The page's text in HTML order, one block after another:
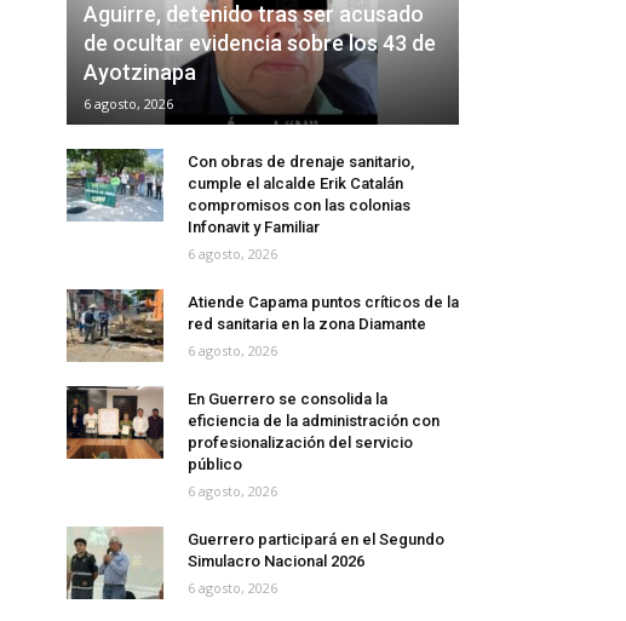
Aguirre, detenido tras ser acusado
de ocultar evidencia sobre los 43 de
Ayotzinapa
6 agosto, 2026
Con obras de drenaje sanitario,
cumple el alcalde Erik Catalán
compromisos con las colonias
Infonavit y Familiar
6 agosto, 2026
Atiende Capama puntos críticos de la
red sanitaria en la zona Diamante
6 agosto, 2026
En Guerrero se consolida la
eficiencia de la administración con
profesionalización del servicio
público
6 agosto, 2026
Guerrero participará en el Segundo
Simulacro Nacional 2026
6 agosto, 2026